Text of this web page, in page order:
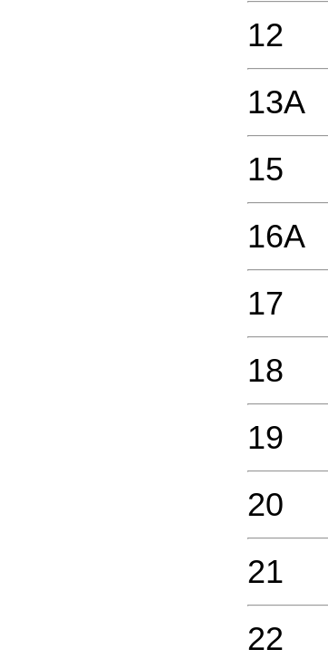
12
13A
15
16A
17
18
19
20
21
22